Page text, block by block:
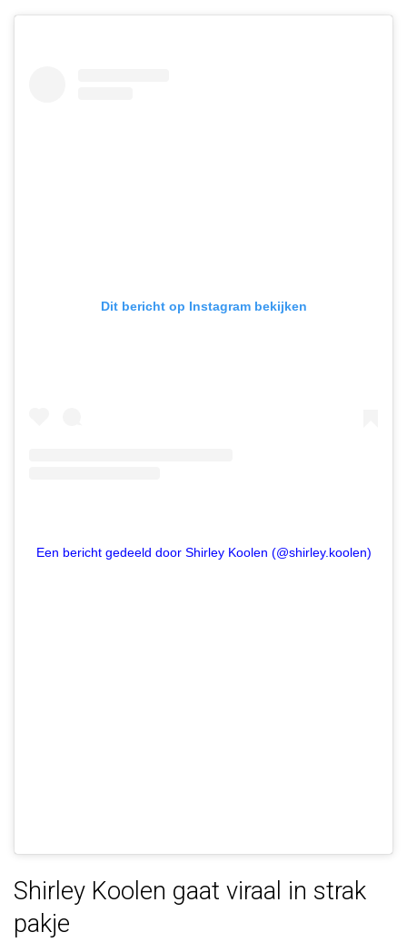
Dit bericht op Instagram bekijken
Een bericht gedeeld door Shirley Koolen (@shirley.koolen)
Shirley Koolen gaat viraal in strak
pakje